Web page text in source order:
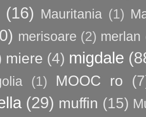
(16) Mauritania (1)
merisoare (2) merlan
miere (4) migdale
(1) MOOC ro
(29) muffin (15)